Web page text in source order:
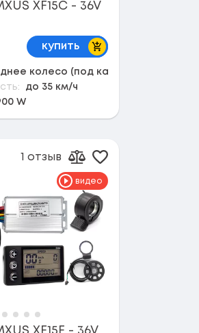
XF15C - 36V
купить В корзину
колесо (под кассету)
до 35 км/ч
W
видео
1 отзыв
Добавить к
Добавить в